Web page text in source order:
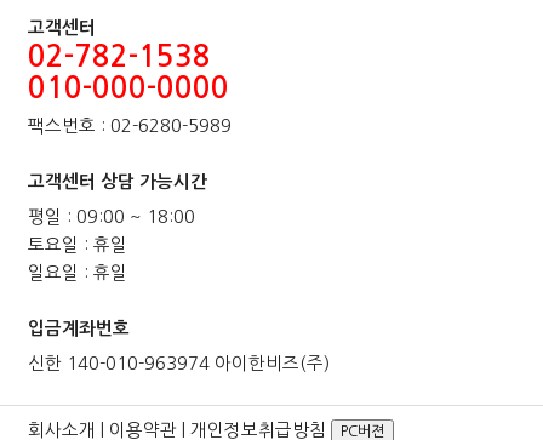
고객센터
02-782-1538
010-000-0000
팩스번호 : 02-6280-5989
고객센터 상담 가능시간
평일 : 09:00 ~ 18:00
토요일 : 휴일
일요일 : 휴일
입금계좌번호
신한 140-010-963974 아이한비즈(주)
회사소개 이용약관| 개인정보취급방침 PC버젼